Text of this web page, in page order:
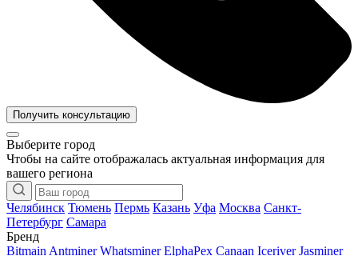
Получить консультацию
Выберите город
Чтобы на сайте отображалась актуальная информация для
вашего региона
Челябинск Тюмень Пермь Казань Уфа Москва Санкт-
Петербург Самара
Бренд
Bitmain Antminer Whatsminer ElphaPex Canaan Iceriver Jasminer